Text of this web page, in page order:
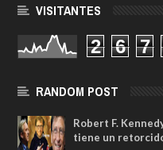
VISITANTES
2 6 7
RANDOM POST
Robert F.
tiene un